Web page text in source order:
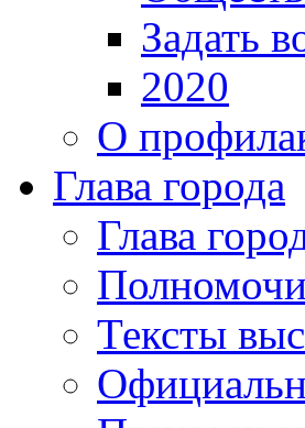
Задать
2020
О
Глава города
Глава
Тексты